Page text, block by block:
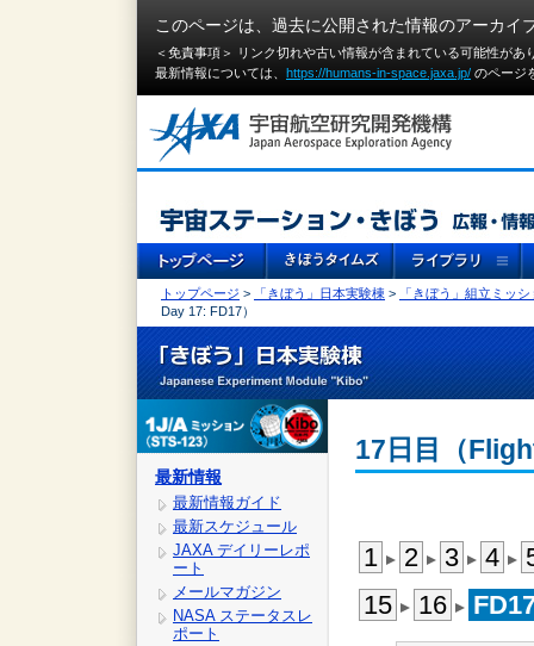
このページは、過去に公開された情報のアーカイ
＜免責事項＞ リンク切れや古い情報が含まれている可能性が
最新情報については、 https://humans-in-space.jaxa.jp/ のページ
トップページ > 「きぼう」日本実験棟 >
「きぼう」組立ミッシ
Day 17: FD17）
最新情報
最新情報ガイド
最新スケジュール
JAXA デイリーレポ
ート
メールマガジン
NASA ステータスレ
ポート
17日目（
1 2 3 4
15
16